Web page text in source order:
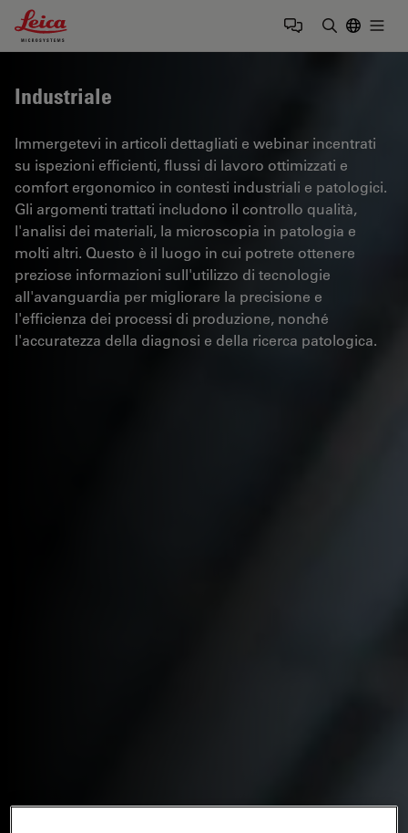
Leica Microsystems Logo
Industriale
Immergetevi in articoli dettagliati e webinar incentrati
su ispezioni efficienti, flussi di lavoro ottimizzati e
comfort ergonomico in contesti industriali e patologici.
Gli argomenti trattati includono il controllo qualità,
l'analisi dei materiali, la microscopia in patologia e
molti altri. Questo è il luogo in cui potrete ottenere
preziose informazioni sull'utilizzo di tecnologie
all'avanguardia per migliorare la precisione e
l'efficienza dei processi di produzione, nonché
l'accuratezza della diagnosi e della ricerca patologica.